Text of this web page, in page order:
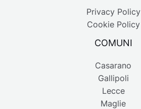
Privacy Policy
Cookie Policy
COMUNI
Casarano
Gallipoli
Lecce
Maglie